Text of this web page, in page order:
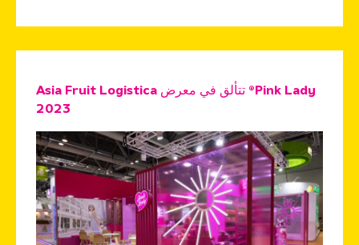
Pink Lady® تتألق في معرض Asia Fruit Logistica
2023